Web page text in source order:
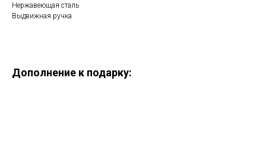
Нержавеющая сталь
Выдвижная ручка
Дополнение к подарку: